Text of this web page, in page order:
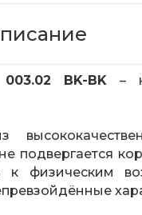
BK-BK –
подвергается
к физическим